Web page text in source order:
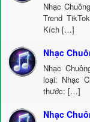
Nhạc
Trend
Kích […]
Nhạc
Nhạc
loại: Nhạc
thước: […]
Nhạc